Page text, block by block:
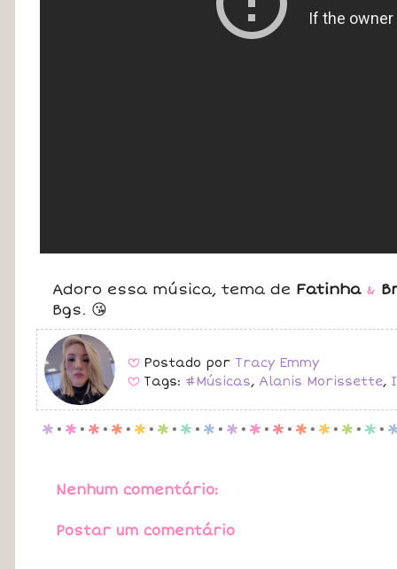
Adoro essa música, tema de Fatinha &
Bgs. 😘
B Postado por Tracy Emmy
B Tags: #Músicas, Alanis Morissette,
p . p . p . p . p . p . p . p . p . p . p . p . p . p . p .
Nenhum comentário:
Postar um comentário